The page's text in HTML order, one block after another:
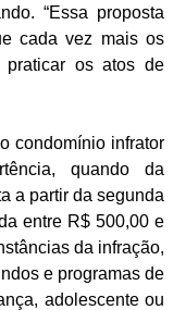
“Essa proposta
cada vez mais os
praticar os atos de
condomínio infrator
quando da
a partir da segunda
entre R$ 500,00 e
da infração,
e programas de
adolescente ou